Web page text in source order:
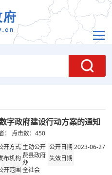
字政府建设行动方案的通知
： 点击数：450
开方式 主动公开 公开日期2023-06-27
布机构费县政府
办
失效日期
开范围全社会